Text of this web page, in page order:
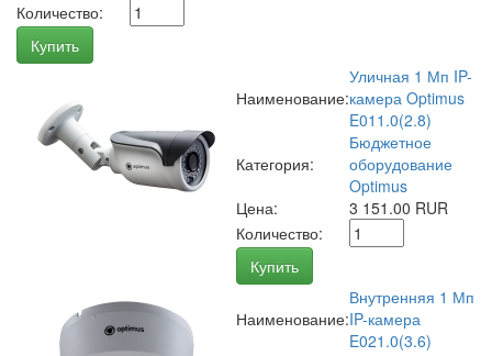
Количество:
Купить
Наименование:
Уличная 1 Мп IP-
камера Optimus
E011.0(2.8)
Категория:
Бюджетное
оборудование
Optimus
Цена:
3 151.00 RUR
Количество:
Купить
Наименование:
Внутренняя 1 Мп
IP-камера
E021.0(3.6)